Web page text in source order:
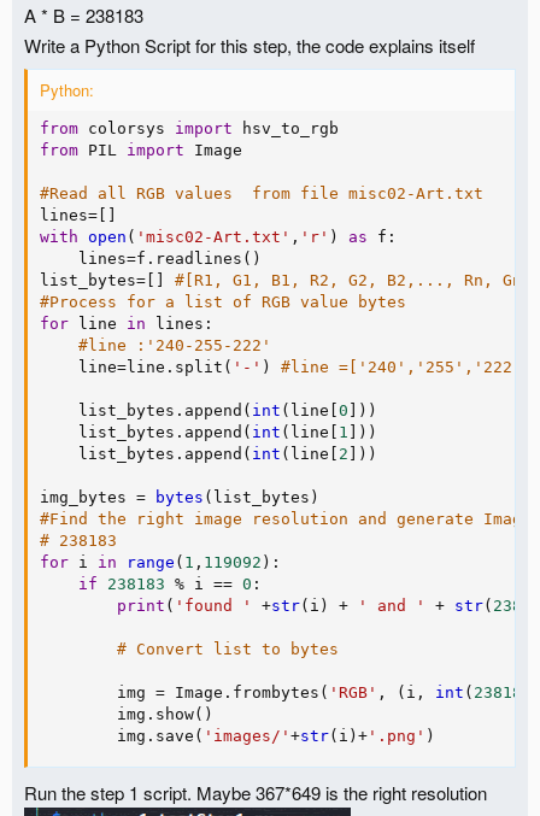
A * B = 238183
Write a Python Script for this step, the code explains itself
Python:
from colorsys import
from PIL import Image
#Read all RGB values  from file misc02-Art.txt
lines=
with
open ( 'misc02-Art.txt' , 'r' ) as f :
    lines
=f . readlines ( )
list_bytes=
#[R1, G1, B1, R2, G2, B2,..., Rn,
#Process for a list of RGB value bytes
for line in lines :
#line :'240-255-222'
    line
=line . split ( '-' ) #line =['240','255','222']
    list_bytes
. append ( int ( line 0 ) )
    list_bytes
. append ( int ( line 1 ) )
    list_bytes
. append ( int ( line 2 ) )
img_bytes = bytes ( list_bytes )
#Find the right image resolution and generate
# 238183
for i in range ( 1 , 119092 ) :
if
238183 % i == 0 :
print ( 'found ' +str( i ) + ' and ' + str(
# Convert list to bytes
        img
= Image . frombytes ( 'RGB' , ( i , int ( 238183
        img
. show( )
        img
. save ( 'images/' +str( i ) + '.png' )
Run the step 1 script. Maybe 367*649 is the right resolution